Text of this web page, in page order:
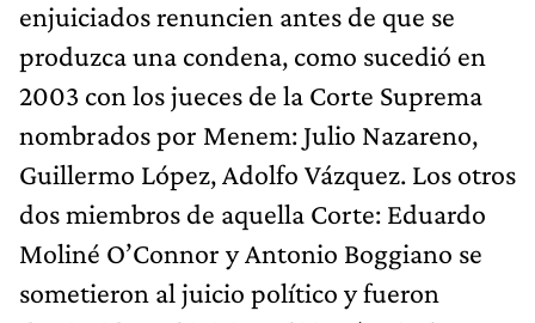
enjuiciados renuncien antes de que se
produzca una condena, como sucedió en
2003 con los jueces de la Corte Suprema
nombrados por Menem: Julio Nazareno,
Guillermo López, Adolfo Vázquez. Los otros
dos miembros de aquella Corte: Eduardo
Moliné O’Connor y Antonio Boggiano se
sometieron al juicio político y fueron